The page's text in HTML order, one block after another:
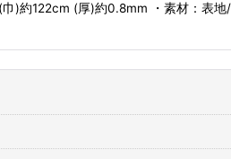
巾)約122cm (厚)約0.8mm ・素材：表